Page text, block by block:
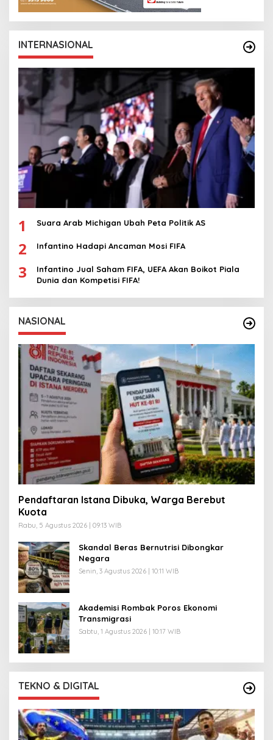
INTERNASIONAL
1 Suara Arab Michigan Ubah Peta Politik AS
2 Infantino Hadapi Ancaman Mosi FIFA
3
Infantino Jual Saham FIFA, UEFA Akan Boikot Piala
Dunia dan Kompetisi FIFA!
NASIONAL
Pendaftaran Istana Dibuka, Warga Berebut
Kuota
Rabu, 5 Agustus 2026 | 09:13 WIB
Skandal Beras Bernutrisi Dibongkar
Negara
Senin, 3 Agustus 2026 | 10:11 WIB
Akademisi Rombak Poros Ekonomi
Transmigrasi
Sabtu, 1 Agustus 2026 | 10:17 WIB
TEKNO & DIGITAL